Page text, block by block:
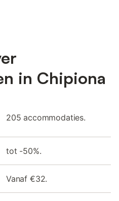
in Chipiona
205 accommodaties.
tot -50%.
Vanaf €32.